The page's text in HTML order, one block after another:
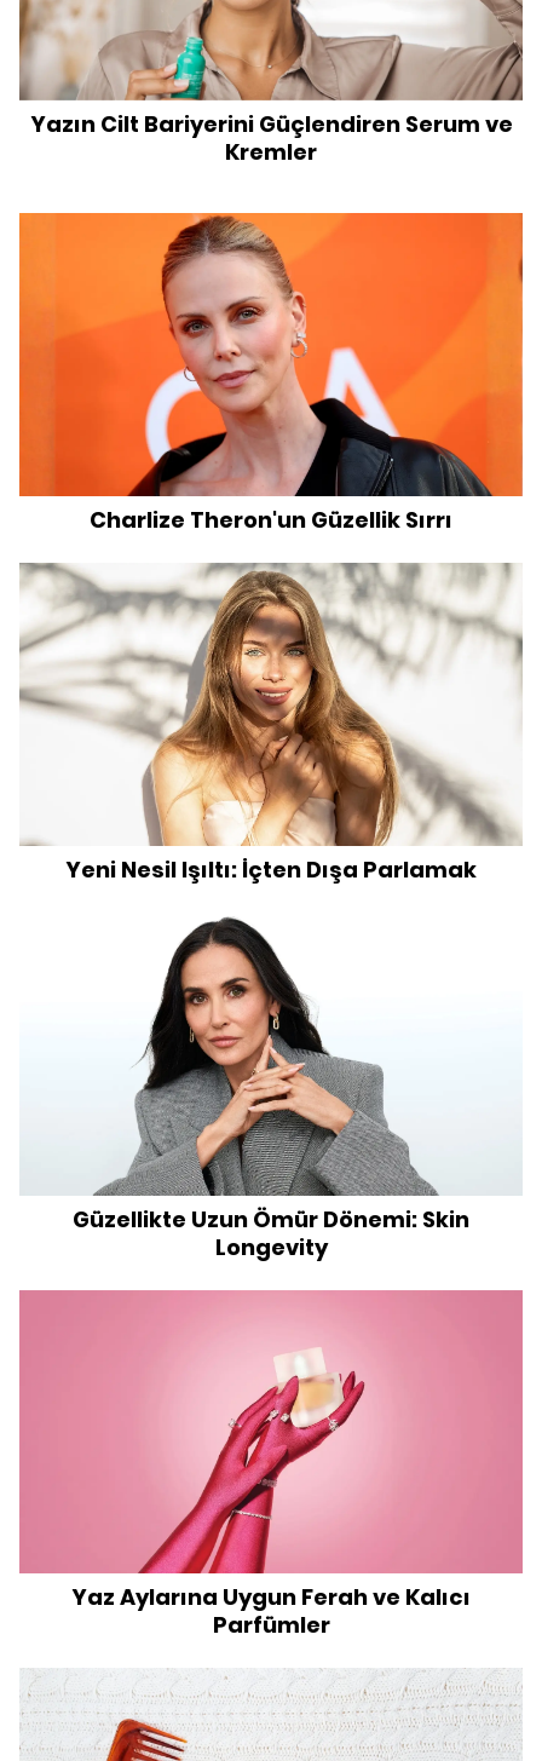
Yazın Cilt Bariyerini Güçlendiren Serum ve
Kremler
Charlize Theron'un Güzellik Sırrı
Yeni Nesil Işıltı: İçten Dışa Parlamak
Güzellikte Uzun Ömür Dönemi: Skin
Longevity
Yaz Aylarına Uygun Ferah ve Kalıcı
Parfümler